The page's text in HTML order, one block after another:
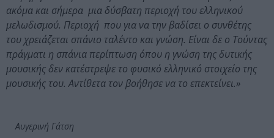
ακόμα και σήμερα μια δύσβατη περιοχή του ελληνικού
μελωδισμού. Περιοχή που για να την βαδίσει ο συνθέτης
του χρειάζεται σπάνιο ταλέντο και γνώση. Είναι δε ο Τούντας
πράγματι η σπάνια περίπτωση όπου η γνώση της δυτικής
μουσικής δεν κατέστρεψε το φυσικό ελληνικό στοιχείο της
μουσικής του. Αντίθετα τον βοήθησε να το επεκτείνει.»
Αυγερινή Γάτση